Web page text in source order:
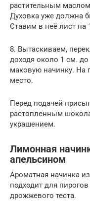
растительным
Духовка уже должна
Ставим в неё лист на
8. Вытаскиваем,
доходя около 1 см.
маковую начинку. На
место.
Перед подачей
растопленным
украшением.
Лимонная
апельсином
Ароматная начинка
подходит для
дрожжевого теста.